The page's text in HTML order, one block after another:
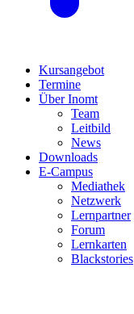
Kursangebot
Termine
Über Inomt
Team
Leitbild
News
Downloads
E-Campus
Mediathek
Netzwerk
Lernpartner
Forum
Lernkarten
Blackstories